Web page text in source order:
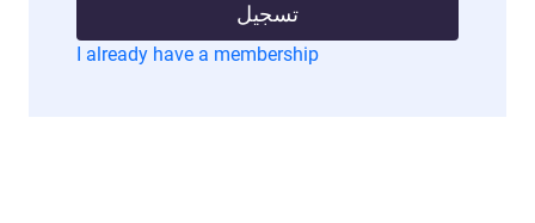
تسجيل
I already have a membership